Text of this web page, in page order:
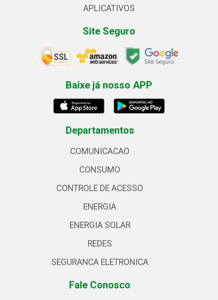
APLICATIVOS
Site Seguro
Baixe já nosso APP
Departamentos
COMUNICACAO
CONSUMO
CONTROLE DE ACESSO
ENERGIA
ENERGIA SOLAR
REDES
SEGURANCA ELETRONICA
Fale Conosco